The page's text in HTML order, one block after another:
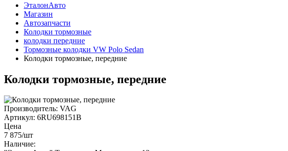
ЭталонАвто
Магазин
Автозапчасти
Колодки тормозные
колодки передние
Тормозные колодки VW Polo Sedan
Колодки тормозные, передние
Колодки тормозные, передние
Производитель: VAG
Артикул: 6RU698151B
Цена
7 875/шт
Наличие: